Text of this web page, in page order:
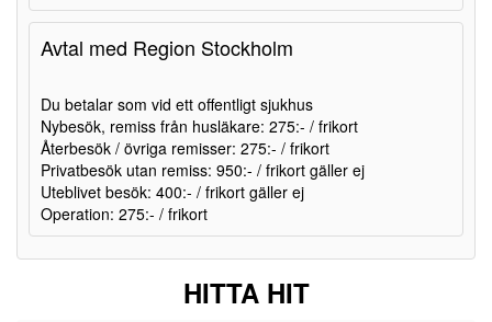
Avtal med Region Stockholm
Du betalar som vid ett offentligt sjukhus
Nybesök, remiss från husläkare: 275:- / frikort
Återbesök / övriga remisser: 275:- / frikort
Privatbesök utan remiss: 950:- / frikort gäller ej
Uteblivet besök: 400:- / frikort gäller ej
Operation: 275:- / frikort
HITTA HIT